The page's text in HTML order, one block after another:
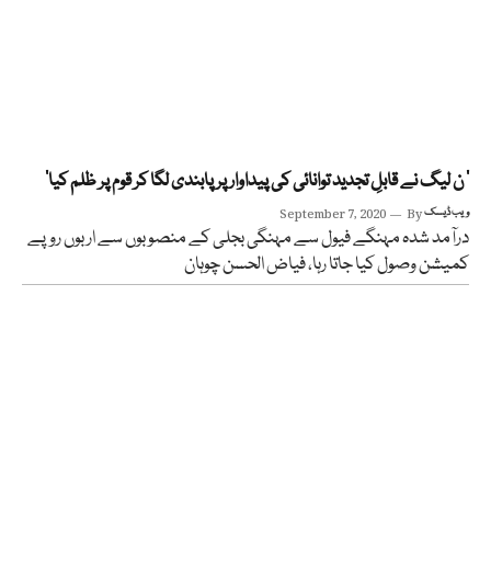
’ ن لیگ نے قابلِ تجدید توانائی کی پیداوار پر پابندی لگا کر قوم پر ظلم کیا‘
September 7, 2020 Byویب ڈیسک
درآمد شدہ مہنگے فیول سے مہنگی بجلی کے منصوبوں سے اربوں روپے
کمیشن وصول کیا جاتا رہا، فیاض الحسن چوہان